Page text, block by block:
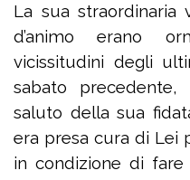
La sua
d’animo erano
vicissitudini degli
sabato
saluto della sua
era presa cura di Lei
in condizione di fare